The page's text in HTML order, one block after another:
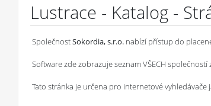
Lustrace - Katalog -
SpolečnostSokordia, s.r.o. nabízí přístup do
Software zde zobrazuje seznam VŠECH
Tato stránka je určena pro internetové vyhledávače